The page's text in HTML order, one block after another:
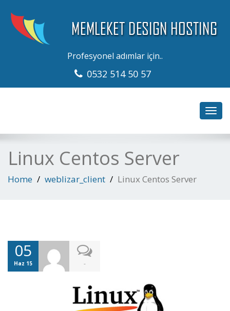
Profesyonel adımlar için..
0532 514 50 57
Linux Centos Server
Home weblizar_client Linux Centos Server
05
Haz 15 -